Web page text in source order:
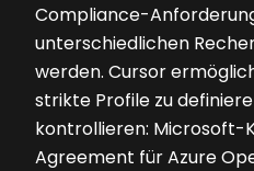
Compliance-
unterschiedlichen
werden. Cursor
strikte Profile zu
kontrollieren: Microsoft-
Agreement für Azure